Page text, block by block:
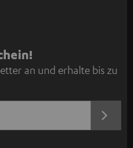
an und erhalte bis zu
JETZT